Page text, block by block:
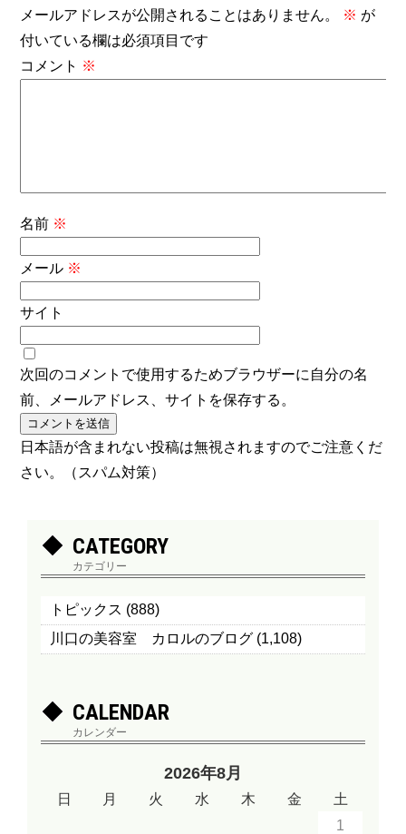
メールアドレスが公開されることはありません。 ※ が
付いている欄は必須項目です
コメント ※
名前 ※
メール ※
サイト
次回のコメントで使用するためブラウザーに自分の名
前、メールアドレス、サイトを保存する。
日本語が含まれない投稿は無視されますのでご注意くだ
さい。（スパム対策）
CATEGORY
カテゴリー
トピックス (888)
川口の美容室 カロルのブログ (1,108)
CALENDAR
カレンダー
2026年8月
日 月 火 水 木 金
土
1